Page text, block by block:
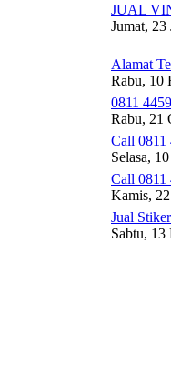
JUAL
Jumat, 23
Alamat
Rabu, 10
0811
Rabu, 21
Call 0811
Selasa,
Call 0811
Kamis,
Jual
Sabtu, 13